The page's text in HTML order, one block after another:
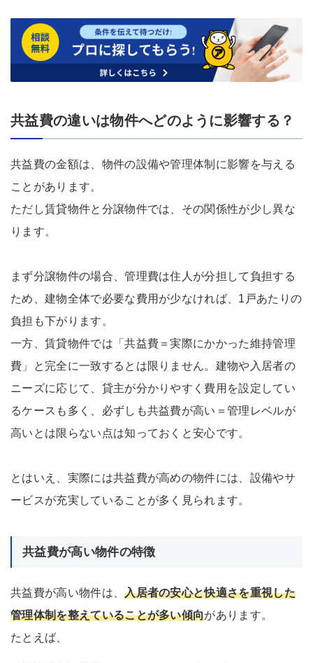
共益費の違いは物件へどのように影響する？
共益費の金額は、物件の設備や管理体制に影響を与える
ことがあります。
ただし賃貸物件と分譲物件では、その関係性が少し異な
ります。
まず分譲物件の場合、管理費は住人が分担して負担する
ため、建物全体で必要な費用が少なければ、1戸あたりの
負担も下がります。
一方、賃貸物件では「共益費＝実際にかかった維持管理
費」と完全に一致するとは限りません。建物や入居者の
ニーズに応じて、貸主が分かりやすく費用を設定してい
るケースも多く、必ずしも共益費が高い＝管理レベルが
高いとは限らない点は知っておくと安心です。
とはいえ、実際には共益費が高めの物件には、設備やサ
ービスが充実していることが多く見られます。
共益費が高い物件の特徴
共益費が高い物件は、入居者の安心と快適さを重視した
管理体制を整えていることが多い傾向があります。
たとえば、